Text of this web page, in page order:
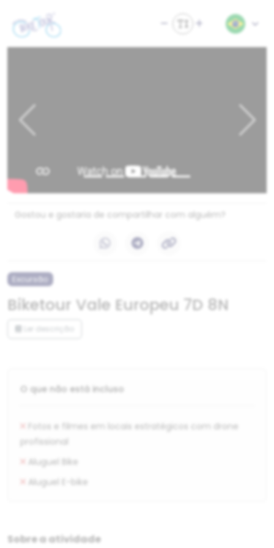
Previous Next
Gostou e gostaria de compartilhar com alguém?
Excursão
Biketour Vale Europeu 7D 8N
O que não está incluso
Fotos e filmes em locais estratégicos com drone
profissional
Aluguel Bike
Aluguel E-bike
Sobre a atividade